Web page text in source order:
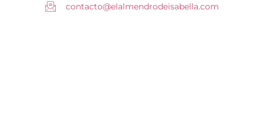
contacto@elalmendrodeisabella.com